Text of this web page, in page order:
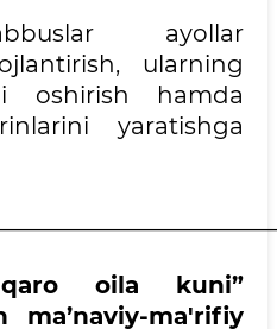
ayollar
ularning
oshirish hamda
yaratishga
oila kuni”
ma’naviy-ma'rifiy